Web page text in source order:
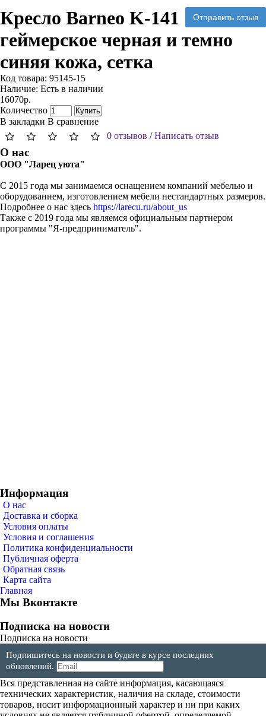
Отправить отзыв
Кресло Barneo K-141
геймерское черная и темно
синяя кожа, сетка
Код товара: 95145-15
Наличие: Есть в наличии
16070р.
Количество
Купить
В закладки В сравнение
0 отзывов /Написать отзыв
О нас
ООО "Ларец уюта"
С 2015 года мы занимаемся оснащением компаний мебелью и
оборудованием, изготовлением мебели нестандартных размеров.
Подробнее о нас здесь https://larecu.ru/about_us
Также с 2019 года мы являемся официальным партнером
программы "Я-предприниматель".
Информация
О нас
Доставка и сборка
Условия оплаты
Условия и соглашения
Политика конфиденциальности
Публичная оферта
Обратная связь
Карта сайта
Главная
Мы Вконтакте
Подписка на новости
Подписка на новости
Подпишитесь на новости и будьте в курсе последних
обновлений.
Вся представленная на сайте информация, касающаяся
технических характеристик, наличия на складе, стоимости
товаров, носит информационный характер и ни при каких